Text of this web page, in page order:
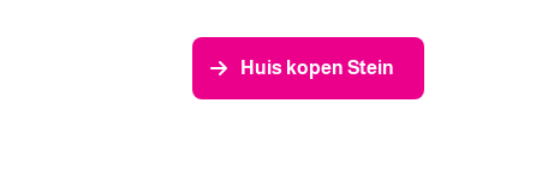
Huis kopen Stein